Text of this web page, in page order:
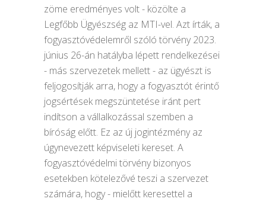
zöme eredményes volt - közölte a
Legfőbb Ügyészség az MTI-vel. Azt írták, a
fogyasztóvédelemről szóló törvény 2023.
június 26-án hatályba lépett rendelkezései
- más szervezetek mellett - az ügyészt is
feljogosítják arra, hogy a fogyasztót érintő
jogsértések megszüntetése iránt pert
indítson a vállalkozással szemben a
bíróság előtt. Ez az új jogintézmény az
úgynevezett képviseleti kereset. A
fogyasztóvédelmi törvény bizonyos
esetekben kötelezővé teszi a szervezet
számára, hogy - mielőtt keresettel a